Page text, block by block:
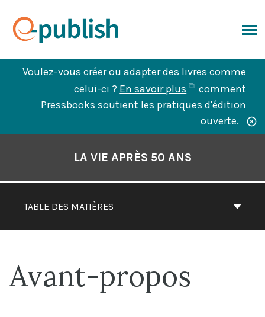
contenu
Voulez-vous créer ou adapter des livres comme
celui-ci ? En savoir plus
(ouvre
dans
un
nouvel
comment
Pressbooks soutient les pratiques d'édition
ouverte.
TABLE DES MATIÈRES
LA VIE APRÈS 50 ANS
Avant-propos